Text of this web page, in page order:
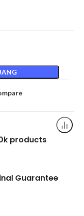
products
Guarantee